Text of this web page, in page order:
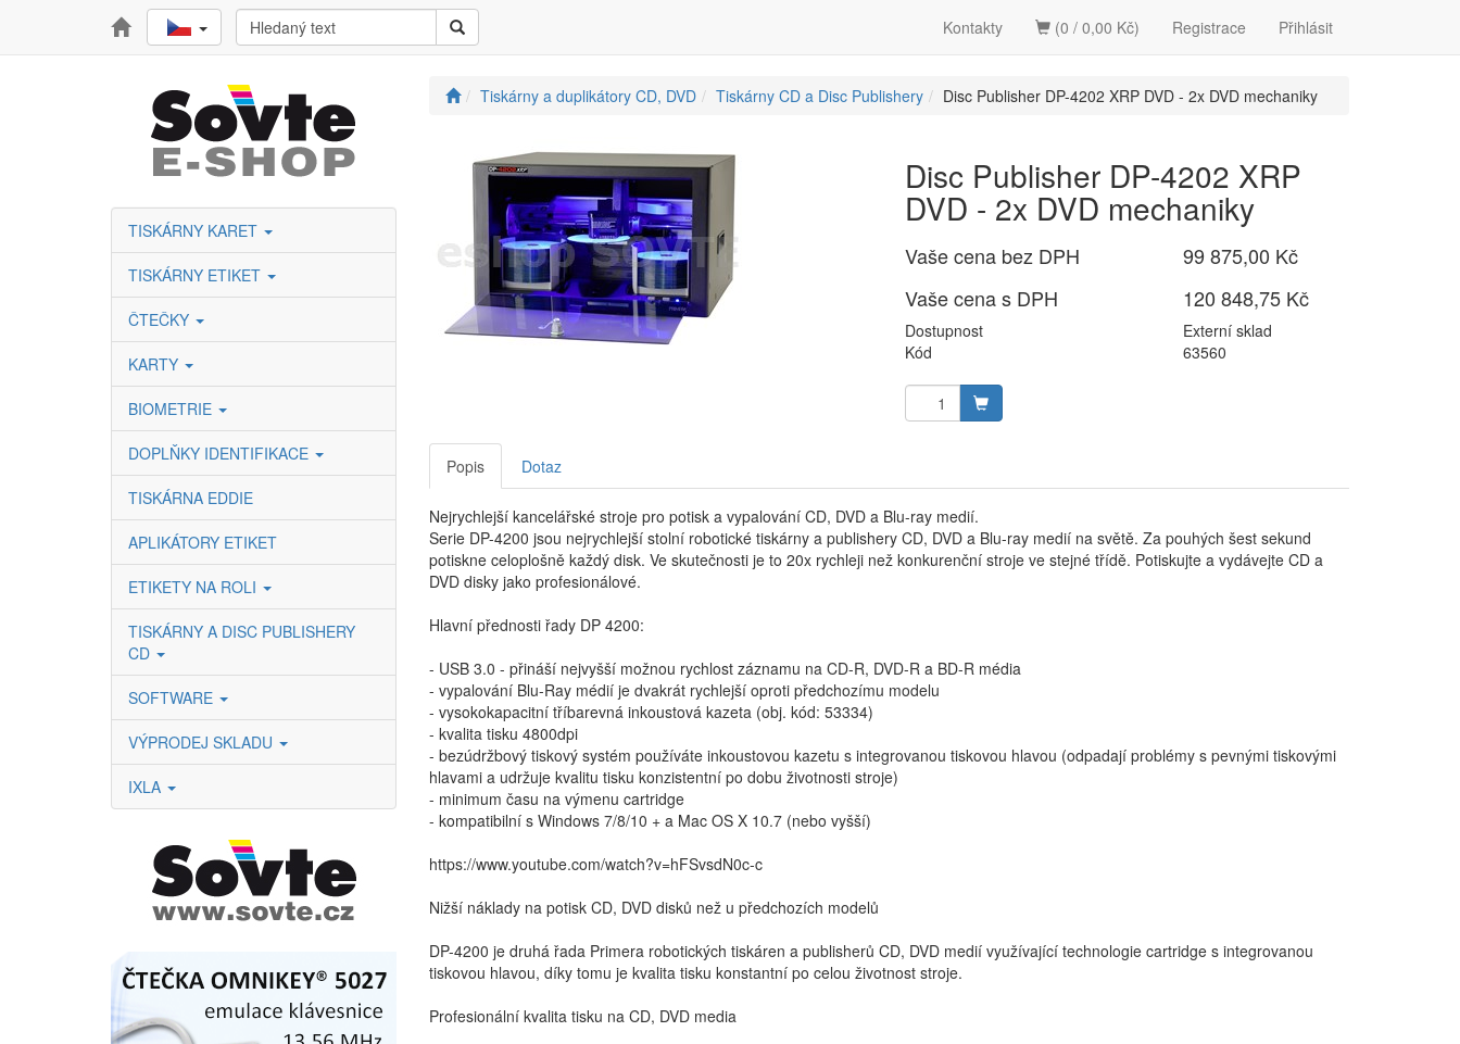
Registrace Přihlásit
Kontakty (0 / 0,00 Kč)
TISKÁRNY KARET
TISKÁRNY ETIKET
ČTEČKY
KARTY
BIOMETRIE
DOPLŇKY IDENTIFIKACE
TISKÁRNA EDDIE
APLIKÁTORY ETIKET
ETIKETY NA ROLI
TISKÁRNY A DISC PUBLISHERY
CD
SOFTWARE
VÝPRODEJ SKLADU
IXLA
Tiskárny a duplikátory CD, DVD Tiskárny CD a Disc Publishery Disc Publisher DP-4202 XRP DVD - 2x DVD mechaniky
Disc Publisher DP-4202 XRP
DVD - 2x DVD mechaniky
Vaše cena bez DPH
99 875,00 Kč
Vaše cena s DPH
120 848,75 Kč
Dostupnost
Externí sklad
Kód
63560
Popis Dotaz
Nejrychlejší kancelářské stroje pro potisk a vypalování CD, DVD a Blu-ray medií.
Serie DP-4200 jsou nejrychlejší stolní robotické tiskárny a publishery CD, DVD a Blu-ray medií na světě. Za pouhých šest sekund
potiskne celoplošně každý disk. Ve skutečnosti je to 20x rychleji než konkurenční stroje ve stejné třídě. Potiskujte a vydávejte CD a
DVD disky jako profesionálové.
Hlavní přednosti řady DP 4200:
- USB 3.0 - přináší nejvyšší možnou rychlost záznamu na CD-R, DVD-R a BD-R média
- vypalování Blu-Ray médií je dvakrát rychlejší oproti předchozímu modelu
- vysokokapacitní tříbarevná inkoustová kazeta (obj. kód: 53334)
- kvalita tisku 4800dpi
- bezúdržbový tiskový systém používáte inkoustovou kazetu s integrovanou tiskovou hlavou (odpadají problémy s pevnými tiskovými
hlavami a udržuje kvalitu tisku konzistentní po dobu životnosti stroje)
- minimum času na výmenu cartridge
- kompatibilní s Windows 7/8/10 + a Mac OS X 10.7 (nebo vyšší)
https://www.youtube.com/watch?v=hFSvsdN0c-c
Nižší náklady na potisk CD, DVD disků než u předchozích modelů
DP-4200 je druhá řada Primera robotických tiskáren a publisherů CD, DVD medií využívající technologie cartridge s integrovanou
tiskovou hlavou, díky tomu je kvalita tisku konstantní po celou životnost stroje.
Profesionální kvalita tisku na CD, DVD media